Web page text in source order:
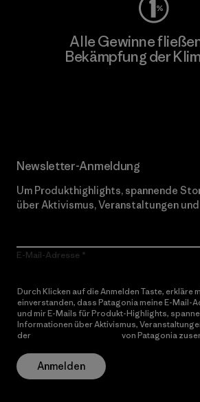
Alle Gewinne
Bekämpfung der
Newsletter-Anmeldung
Um Produkthighlights, spannende
über Aktivismus, Veranstaltungen
E-Mail-Adresse
Durch Klicken auf die Anmelden Taste, erkläre
einverstanden, dass Patagonia meine E-Mail-
und mir E-Mails für Produkt-Highlights,
Informationen über Aktivismus,
der
von Patagonia
Anmelden